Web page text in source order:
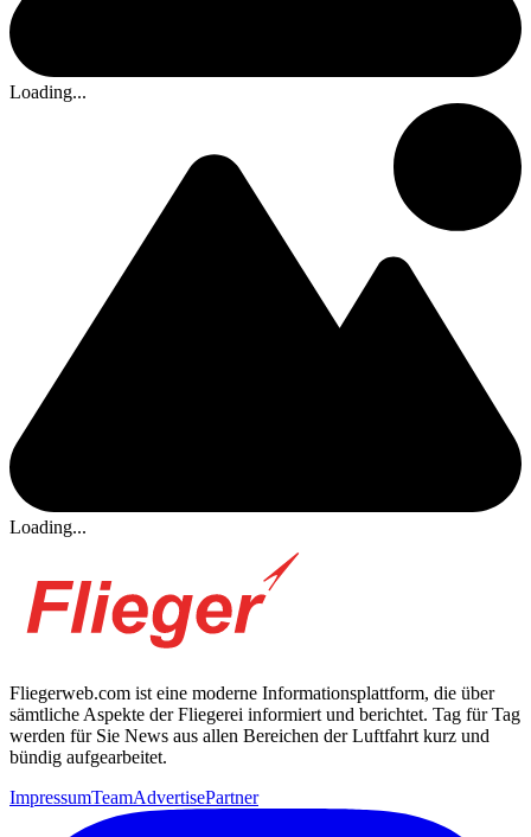
Loading...
Loading...
Fliegerweb.com ist eine moderne Informationsplattform, die über
sämtliche Aspekte der Fliegerei informiert und berichtet. Tag für Tag
werden für Sie News aus allen Bereichen der Luftfahrt kurz und
bündig aufgearbeitet.
ImpressumTeamAdvertisePartner